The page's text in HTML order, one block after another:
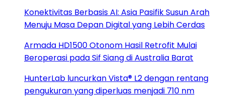
Konektivitas Berbasis AI: Asia Pasifik Susun Arah
Menuju Masa Depan Digital yang Lebih Cerdas
Armada HD1500 Otonom Hasil Retrofit Mulai
Beroperasi pada Sif Siang di Australia Barat
HunterLab luncurkan Vista® L2 dengan rentang
pengukuran yang diperluas menjadi 710 nm